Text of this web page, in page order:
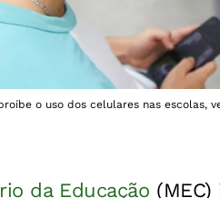
o uso dos celulares nas escolas,
da Educação